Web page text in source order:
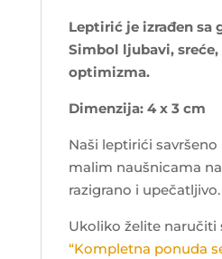
Leptirić je izrađen sa
Simbol ljubavi,
optimizma.
Dimenzija: 4 x 3 cm
Naši leptirići savršeno
malim naušnicama na
razigrano i upečatljivo.
Ukoliko želite naručiti
“Kompletna ponuda